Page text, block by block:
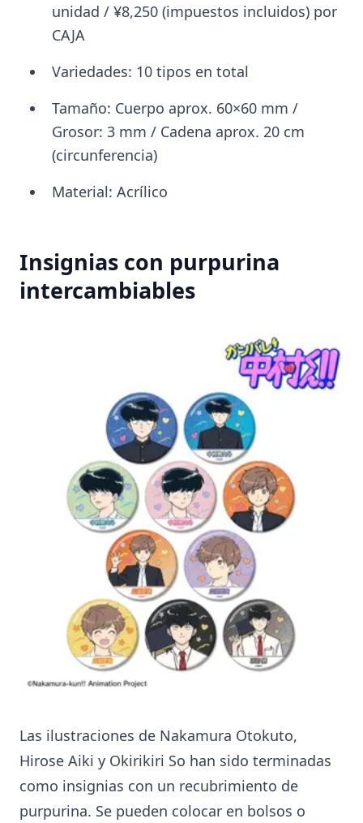
unidad / ¥8,250 (impuestos incluidos) por
CAJA
Variedades: 10 tipos en total
Tamaño: Cuerpo aprox. 60×60 mm /
Grosor: 3 mm / Cadena aprox. 20 cm
(circunferencia)
Material: Acrílico
Insignias con purpurina
intercambiables
Las ilustraciones de Nakamura Otokuto,
Hirose Aiki y Okirikiri So han sido terminadas
como insignias con un recubrimiento de
purpurina. Se pueden colocar en bolsos o